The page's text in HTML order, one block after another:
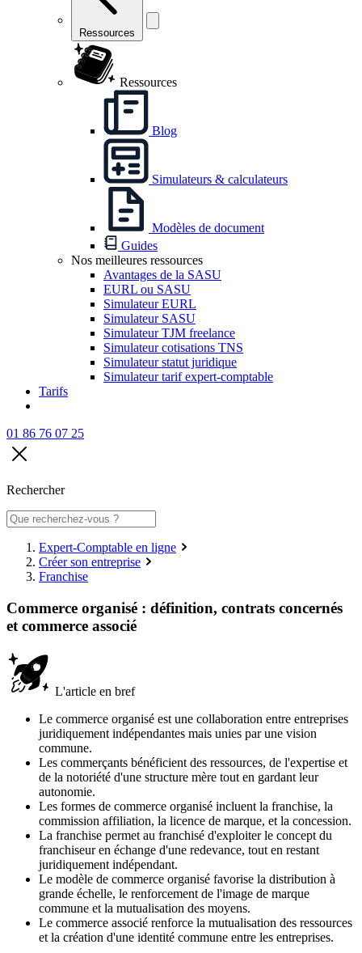
Ressources
Ressources
Blog
Simulateurs & calculateurs
Modèles de document
Guides
Nos meilleures ressources
Avantages de la SASU
EURL ou SASU
Simulateur EURL
Simulateur SASU
Simulateur TJM freelance
Simulateur cotisations TNS
Simulateur statut juridique
Simulateur tarif expert-comptable
Tarifs
01 86 76 07 25
Rechercher
Expert-Comptable en ligne
Créer son entreprise
Franchise
Commerce organisé : définition, contrats concernés
et commerce associé
L'article en bref
Le commerce organisé est une collaboration entre entreprises
juridiquement indépendantes mais unies par une vision
commune.
Les commerçants bénéficient des ressources, de l'expertise et
de la notoriété d'une structure mère tout en gardant leur
autonomie.
Les formes de commerce organisé incluent la franchise, la
commission affiliation, la licence de marque, et la concession.
La franchise permet au franchisé d'exploiter le concept du
franchiseur en échange d'une redevance, tout en restant
juridiquement indépendant.
Le modèle de commerce organisé favorise la distribution à
grande échelle, le renforcement de l'image de marque
commune et la mutualisation des moyens.
Le commerce associé renforce la mutualisation des ressources
et la création d'une identité commune entre les entreprises.